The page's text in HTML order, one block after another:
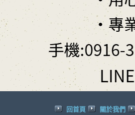
回首頁 關於我們